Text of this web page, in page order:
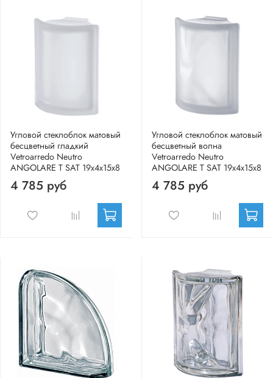
Угловой стеклоблок матовый
бесцветный гладкий
Vetroarredo Neutro
ANGOLARE T SAT 19x4x15x8
4 785 руб
Угловой стеклоблок матовый
бесцветный волна
Vetroarredo Neutro
ANGOLARE T SAT 19x4x15x8
4 785 руб